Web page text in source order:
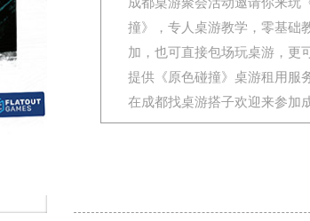
撞》，专人桌游教学，零基础
加，也可直接包场玩桌游，更
提供《原色碰撞》桌游租用服
在成都找桌游搭子欢迎来参加